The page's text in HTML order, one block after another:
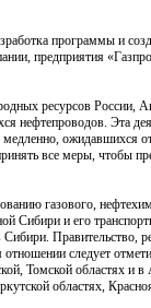
программы и
предприятия
ресурсов России,
нефтепроводов. Эта
медленно, ожидавшихся
все меры, чтобы
газового,
Сибири и его
отношении следует
Томской областях и
областях,